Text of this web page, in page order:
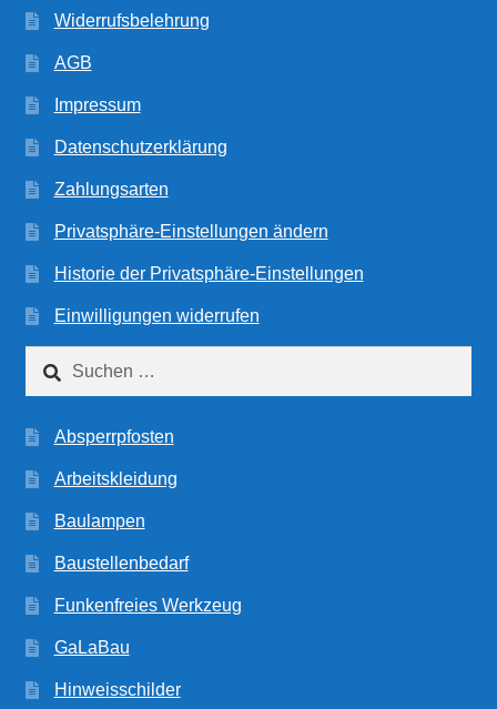
Widerrufsbelehrung
AGB
Impressum
Datenschutzerklärung
Zahlungsarten
Privatsphäre-Einstellungen ändern
Historie der Privatsphäre-Einstellungen
Einwilligungen widerrufen
nach:
Absperrpfosten
Arbeitskleidung
Baulampen
Baustellenbedarf
Funkenfreies Werkzeug
GaLaBau
Hinweisschilder